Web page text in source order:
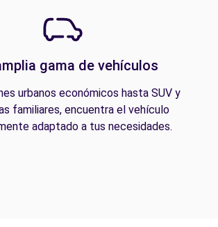
gama de vehículos
urbanos económicos hasta SUV y
familiares, encuentra el vehículo
adaptado a tus necesidades.